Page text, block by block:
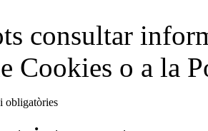
consultar
Cookies o a la
obligatòries